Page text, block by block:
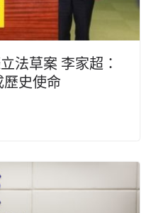
法草案 李家超：
史使命